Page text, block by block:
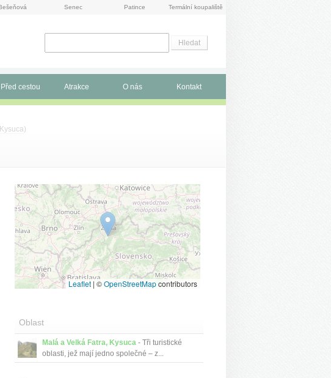
Senec Patince Termální koupaliště
Před cestou Atrakce O nás Kontakt
)
Leaflet | ©OpenStreetMapcontributors
Oblast
Malá a Velká Fatra, Kysuca - Tři turistické
oblasti, jež mají jedno společné – z...